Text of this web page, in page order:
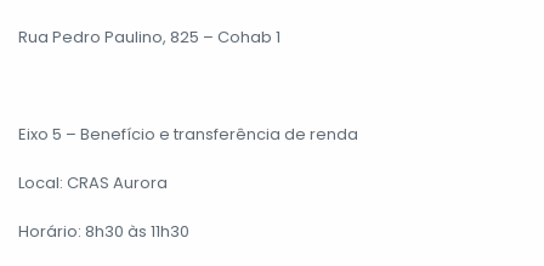
Rua Pedro Paulino, 825 – Cohab 1
Eixo 5 – Benefício e transferência de renda
Local: CRAS Aurora
Horário: 8h30 às 11h30